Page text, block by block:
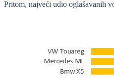
Pritom, najveći udio oglašavanih